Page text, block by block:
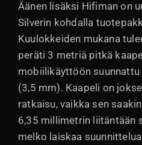
Äänen lisäksi Hifiman on
Silverin kohdalla
Kuulokkeiden mukana
peräti 3 metriä pitkä
mobiilikäyttöön
(3,5 mm). Kaapeli on
ratkaisu, vaikka sen
6,35 millimetrin liitäntään
melko laiskaa